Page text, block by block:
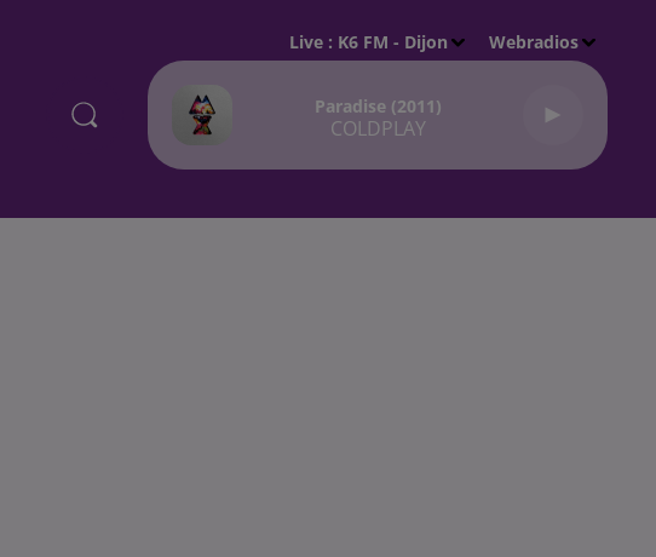
Live : K6 FM - Dijon Webradios
Paradise (2011)
COLDPLAY